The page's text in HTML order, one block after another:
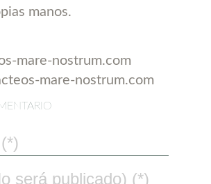
manos.
mare-nostrum.com
mare-nostrum.com